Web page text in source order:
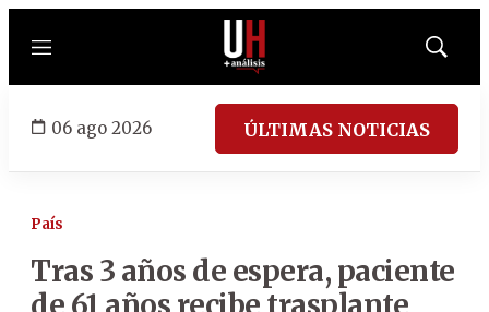
Menú
Mostrar
06 ago 2026 ÚLTIMAS NOTICIAS
País
Tras 3 años de espera, paciente